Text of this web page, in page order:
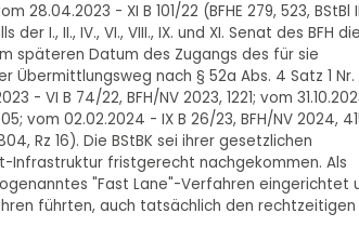
- XI B 101/22 (BFHE 279, 523, BStBl
I., II., IV., VI., VIII., IX. und XI. Senat des BFH
späteren Datum des Zugangs des für sie
nach § 52a Abs. 4 Satz 1 Nr.
- VI B 74/22, BFH/NV 2023, 1221; vom
vom 02.02.2024 - IX B 26/23, BFH/NV 2024,
Rz 16). Die BStBK sei ihrer gesetzlichen
fristgerecht nachgekommen. Als
"Fast Lane"-Verfahren eingerichtet
führten, auch tatsächlich den rechtzeitigen